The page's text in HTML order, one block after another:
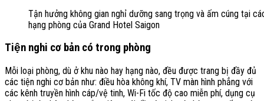
Tận hưởng không gian nghỉ dưỡng sang trọng và ấm cúng tại
hạng phòng của Grand Hotel Saigon
Tiện nghi cơ bản có trong phòng
Mỗi loại phòng, dù ở khu nào hay hạng nào, đều được trang bị đầy đủ
các tiện nghi cơ bản như: điều hòa không khí, TV màn hình phẳng với
các kênh truyền hình cáp/vệ tinh, Wi-Fi tốc độ cao miễn phí, dụng cụ